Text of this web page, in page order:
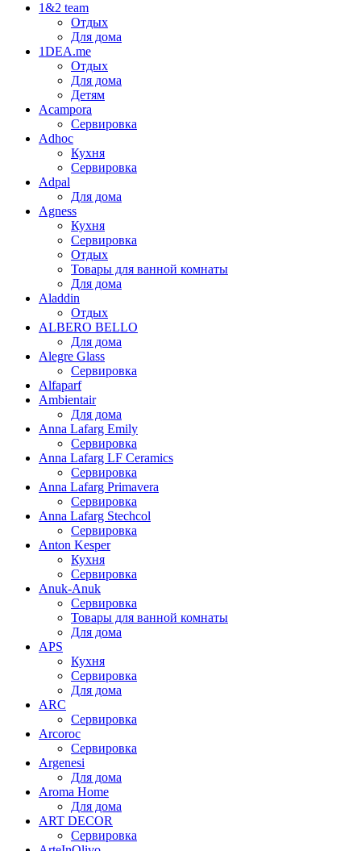
1&2 team
Отдых
Для дома
1DEA.me
Отдых
Для дома
Детям
Acampora
Сервировка
Adhoc
Кухня
Сервировка
Adpal
Для дома
Agness
Кухня
Сервировка
Отдых
Товары для ванной комнаты
Для дома
Aladdin
Отдых
ALBERO BELLO
Для дома
Alegre Glass
Сервировка
Alfaparf
Ambientair
Для дома
Anna Lafarg Emily
Сервировка
Anna Lafarg LF Ceramics
Сервировка
Anna Lafarg Primavera
Сервировка
Anna Lafarg Stechcol
Сервировка
Anton Kesper
Кухня
Сервировка
Anuk-Anuk
Сервировка
Товары для ванной комнаты
Для дома
APS
Кухня
Сервировка
Для дома
ARC
Сервировка
Arcoroc
Сервировка
Argenesi
Для дома
Aroma Home
Для дома
ART DECOR
Сервировка